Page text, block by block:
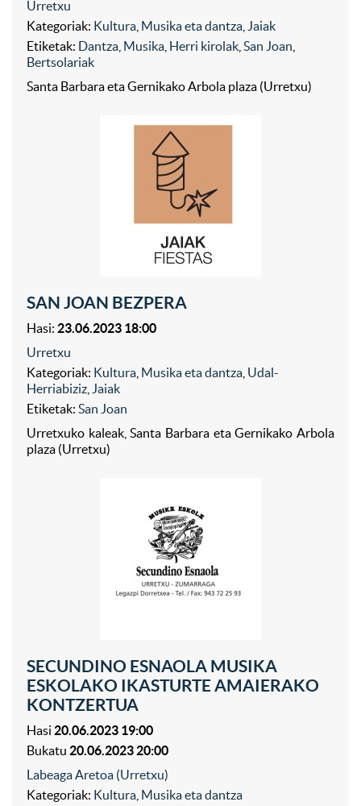
Urretxu
Kategoriak: Kultura Musika eta dantza Jaiak
Etiketak: Dantza Musika Herri kirolak San Joan
Bertsolariak
Santa Barbara eta Gernikako Arbola plaza (Urretxu)
SAN JOAN BEZPERA
Hasi: 23.06.2023 18:00
Urretxu
Kategoriak: Kultura Musika eta dantza Udal-
Herriabiziz Jaiak
Etiketak: San Joan
Urretxuko kaleak, Santa Barbara eta Gernikako Arbola
plaza (Urretxu)
SECUNDINO ESNAOLA MUSIKA
ESKOLAKO IKASTURTE AMAIERAKO
KONTZERTUA
Hasi 20.06.2023 19:00
Bukatu 20.06.2023 20:00
Labeaga Aretoa (Urretxu)
Kategoriak: Kultura Musika eta dantza